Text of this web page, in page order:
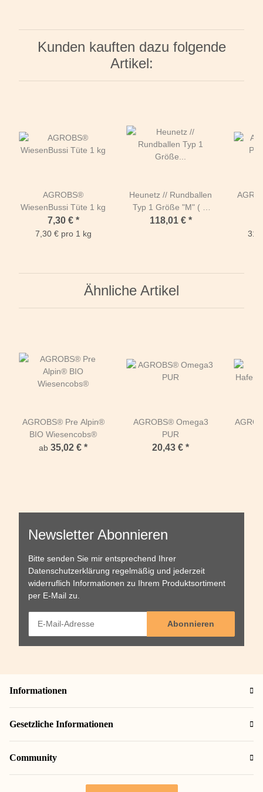
Kunden kauften dazu folgende
Artikel:
AGROBS®
WiesenBussi Tüte 1 kg
7,30 € *
7,30 € pro 1 kg
Heunetz // Rundballen
Typ 1 Größe "M" ( Ø
1m50 + Seitenlängen
118,01 € *
Ähnliche Artikel
AGROBS® Pre Alpin®
BIO Wiesencobs®
ab 35,02 € *
AGROBS® Omega3
PUR
20,43 € *
Newsletter Abonnieren
Bitte senden Sie mir entsprechend Ihrer
Datenschutzerklärung regelmäßig und jederzeit
widerruflich Informationen zu Ihrem Produktsortiment
per E-Mail zu.
Abonnieren
Informationen
Gesetzliche Informationen
Community